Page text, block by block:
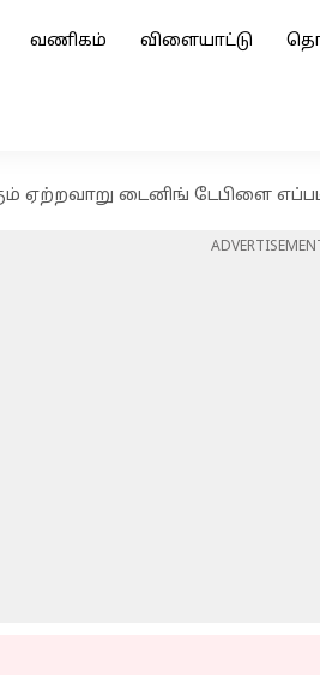
வணிகம் விளையாட்டு
ஏற்றவாறு டைனிங் டேபிளை